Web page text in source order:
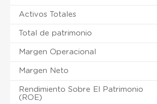
Activos Totales
Total de patrimonio
Margen Operacional
Margen Neto
Rendimiento Sobre El Patrimonio
(ROE)